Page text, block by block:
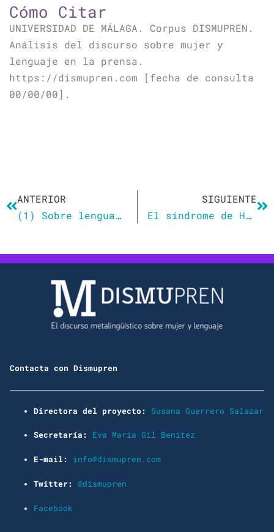
Cómo Citar
UNIVERSIDAD DE MÁLAGA. Corpus DISMUPREN.
Análisis del discurso sobre mujer y
lenguaje en la prensa.
https://dismupren.com [fecha de consulta
00/00/00].
ANTERIOR
(1) Sobre lenguaje y sexismo
SIGUIENTE
El síndrome de Hubris, la enfermedad que «preocupa» a los médicos de CFK
Contacta con Dismupren
Directora del proyecto: Susana Guerrero Salazar
Secretaría: Eva María Gil Benítez
E-mail: info@dismupren.com
Twitter: @dismupren
Facebook